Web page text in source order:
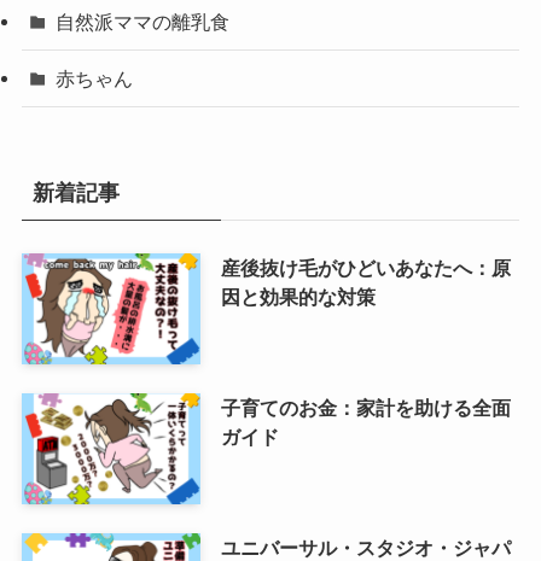
自然派ママの離乳食
赤ちゃん
新着記事
産後抜け毛がひどいあなたへ：原
因と効果的な対策
子育てのお金：家計を助ける全面
ガイド
ユニバーサル・スタジオ・ジャパ